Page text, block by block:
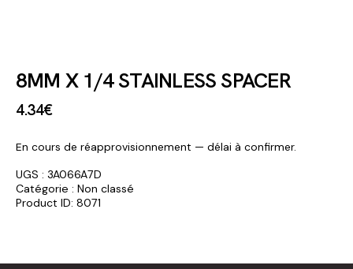
8MM X 1/4 STAINLESS SPACER
4.34€
En cours de réapprovisionnement — délai à confirmer.
UGS : 3A066A7D
Catégorie : Non classé
Product ID: 8071